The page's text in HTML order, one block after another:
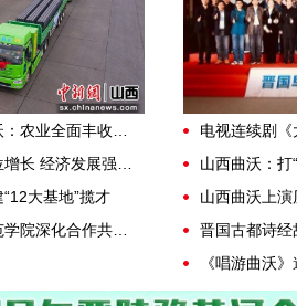
大基地”揽才
山西曲沃：打